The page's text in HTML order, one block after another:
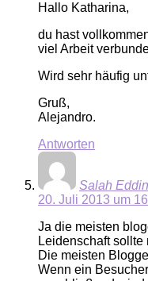
Hallo Katharina,
du hast
viel Arbeit
Wird sehr häufig
Gruß,
Alejandro.
Antworten
Salah Eddin
20. Juli 2013 um
Ja die meisten
Leidenschaft sollte
Die meisten
Wenn ein